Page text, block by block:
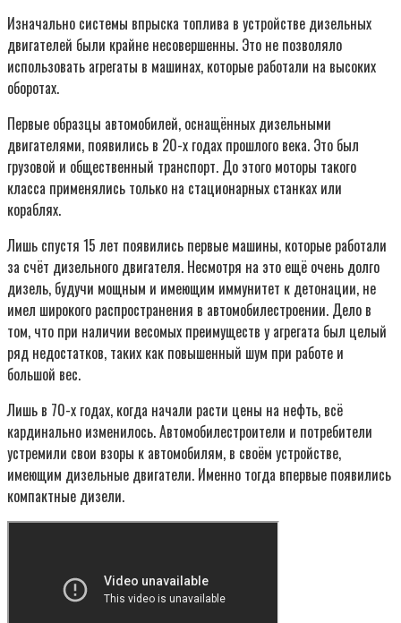
Изначально системы впрыска топлива в устройстве дизельных
двигателей были крайне несовершенны. Это не позволяло
использовать агрегаты в машинах, которые работали на высоких
оборотах.
Первые образцы автомобилей, оснащённых дизельными
двигателями, появились в 20-х годах прошлого века. Это был
грузовой и общественный транспорт. До этого моторы такого
класса применялись только на стационарных станках или
кораблях.
Лишь спустя 15 лет появились первые машины, которые работали
за счёт дизельного двигателя. Несмотря на это ещё очень долго
дизель, будучи мощным и имеющим иммунитет к детонации, не
имел широкого распространения в автомобилестроении. Дело в
том, что при наличии весомых преимуществ у агрегата был целый
ряд недостатков, таких как повышенный шум при работе и
большой вес.
Лишь в 70-х годах, когда начали расти цены на нефть, всё
кардинально изменилось. Автомобилестроители и потребители
устремили свои взоры к автомобилям, в своём устройстве,
имеющим дизельные двигатели. Именно тогда впервые появились
компактные дизели.